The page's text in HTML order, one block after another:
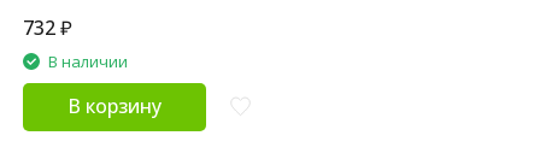
732₽
В наличии
В корзину